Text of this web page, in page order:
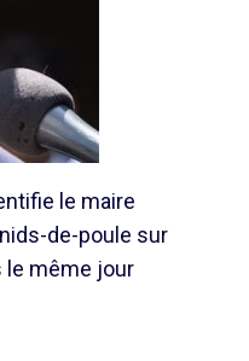
le maire
de-poule sur
le même jour